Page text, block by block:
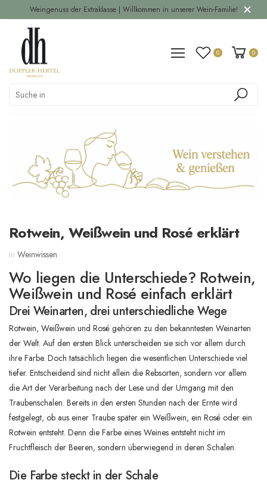
Weingenuss der Extraklasse | Willkommen in unserer Wein-Familie!
0 0
Rotwein, Weißwein und Rosé erklärt
in Weinwissen
Wo liegen die Unterschiede? Rotwein,
Weißwein und Rosé einfach erklärt
Drei Weinarten, drei unterschiedliche Wege
Rotwein, Weißwein und Rosé gehören zu den bekanntesten Weinarten
der Welt. Auf den ersten Blick unterscheiden sie sich vor allem durch
ihre Farbe. Doch tatsächlich liegen die wesentlichen Unterschiede viel
tiefer. Entscheidend sind nicht allein die Rebsorten, sondern vor allem
die Art der Verarbeitung nach der Lese und der Umgang mit den
Traubenschalen. Bereits in den ersten Stunden nach der Ernte wird
festgelegt, ob aus einer Traube später ein Weißwein, ein Rosé oder ein
Rotwein entsteht. Denn die Farbe eines Weines entsteht nicht im
Fruchtfleisch der Beeren, sondern überwiegend in deren Schalen.
Die Farbe steckt in der Schale